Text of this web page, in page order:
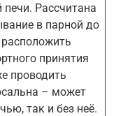
Рассчитана
в парной до
принятия
проводить
– может
так и без неё.